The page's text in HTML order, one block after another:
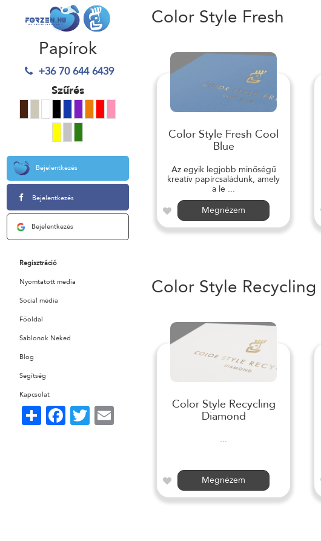
Papírok
+36 70 644 6439
Szűrés
Bejelentkezés
Bejelentkezés
Bejelentkezés
Regisztráció
Nyomtatott media
Social média
Főoldal
Sablonok Neked
Blog
Segítség
Kapcsolat
Share FacebookTwitterEmail
Color Style Fresh
Color Style Fresh Cool
Blue
Az egyik legjobb minőségű
kreatív papírcsaládunk, amely
a le ...
Megnézem
Color Style Recycling
Color Style Recycling
Diamond
...
Megnézem